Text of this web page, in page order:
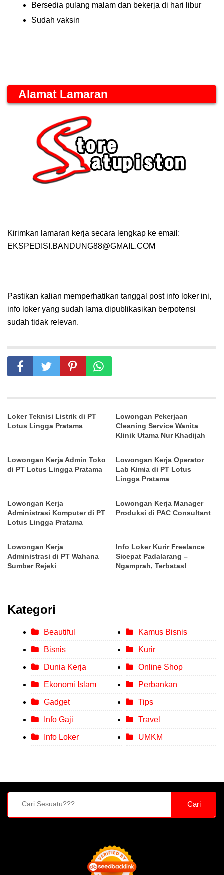
Bersedia pulang malam dan bekerja di hari libur
Sudah vaksin
Alamat Lamaran
Kirimkan lamaran kerja secara lengkap ke email:
EKSPEDISI.BANDUNG88@GMAIL.COM
Pastikan kalian memperhatikan tanggal post info loker ini,
info loker yang sudah lama dipublikasikan berpotensi
sudah tidak relevan.
Loker Teknisi Listrik di PT
Lotus Lingga Pratama
Lowongan Pekerjaan
Cleaning Service Wanita
Klinik Utama Nur Khadijah
Lowongan Kerja Admin Toko
di PT Lotus Lingga Pratama
Lowongan Kerja Operator
Lab Kimia di PT Lotus
Lingga Pratama
Lowongan Kerja
Administrasi Komputer di PT
Lotus Lingga Pratama
Lowongan Kerja Manager
Produksi di PAC Consultant
Lowongan Kerja
Administrasi di PT Wahana
Sumber Rejeki
Info Loker Kurir Freelance
Sicepat Padalarang –
Ngamprah, Terbatas!
Kategori
Beautiful
Bisnis
Dunia Kerja
Ekonomi Islam
Gadget
Info Gaji
Info Loker
Kamus Bisnis
Kurir
Online Shop
Perbankan
Tips
Travel
UMKM
Cari